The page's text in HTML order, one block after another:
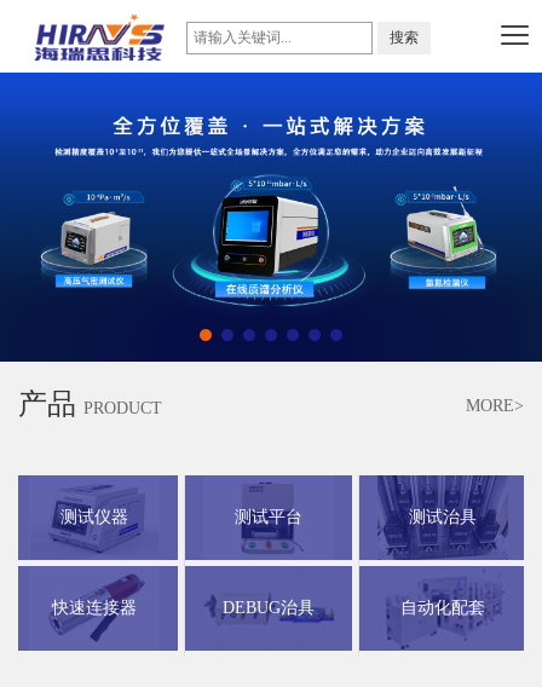
产品 PRODUCT MORE>
测试仪器 测试平台 测试治具
快速连接器 DEBUG治具 自动化配套